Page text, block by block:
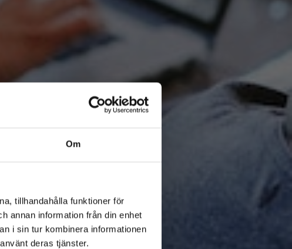
Om
tillhandahålla funktioner för
annan information från din enhet
i sin tur kombinera informationen
deras tjänster.